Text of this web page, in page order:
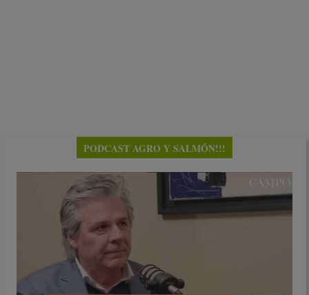
PODCAST AGRO Y SALMÓN!!!